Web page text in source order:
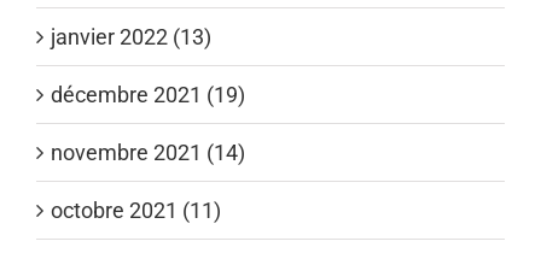
janvier 2022 (13)
décembre 2021 (19)
novembre 2021 (14)
octobre 2021 (11)